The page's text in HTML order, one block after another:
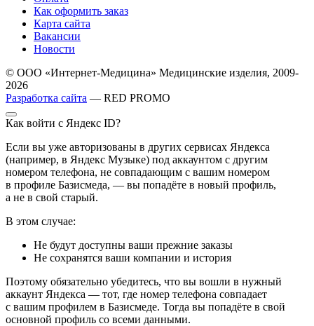
Как оформить заказ
Карта сайта
Вакансии
Новости
© ООО «Интернет-Медицина» Медицинские изделия, 2009-
2026
Разработка сайта — RED PROMO
Как войти с Яндекс ID?
Если вы уже авторизованы в других сервисах Яндекса
(например, в Яндекс Музыке) под аккаунтом с другим
номером телефона, не совпадающим с вашим номером
в профиле Базисмеда, — вы попадёте в новый профиль,
а не в свой старый.
В этом случае:
Не будут доступны ваши прежние заказы
Не сохранятся ваши компании и история
Поэтому обязательно убедитесь, что вы вошли в нужный
аккаунт Яндекса — тот, где номер телефона совпадает
с вашим профилем в Базисмеде. Тогда вы попадёте в свой
основной профиль со всеми данными.